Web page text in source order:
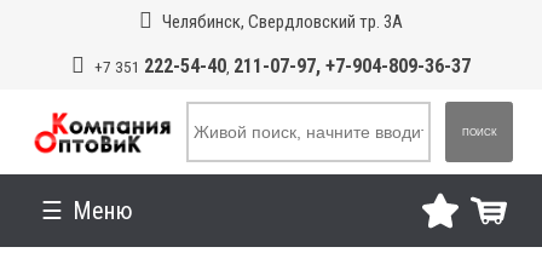
Челябинск, Свердловский тр. 3А
+7 351 222-54-40, 211-07-97, +7-904-809-36-37
ПОИСК
Меню